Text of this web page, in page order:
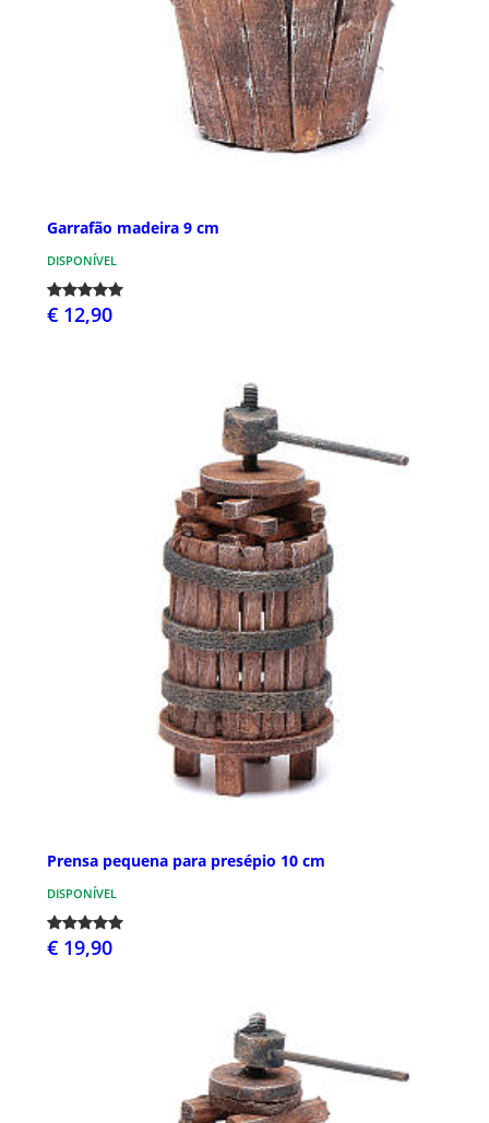
Garrafão madeira 9 cm
DISPONÍVEL
€ 12,90
Prensa pequena para presépio 10 cm
DISPONÍVEL
€ 19,90